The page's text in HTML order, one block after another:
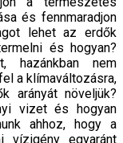
és fennmaradjon
lehet az erdők
és hogyan?
hazánkban nem
a klímaváltozásra,
arányát növeljük?
vizet és hogyan
ahhoz, hogy a
vízigény egyaránt